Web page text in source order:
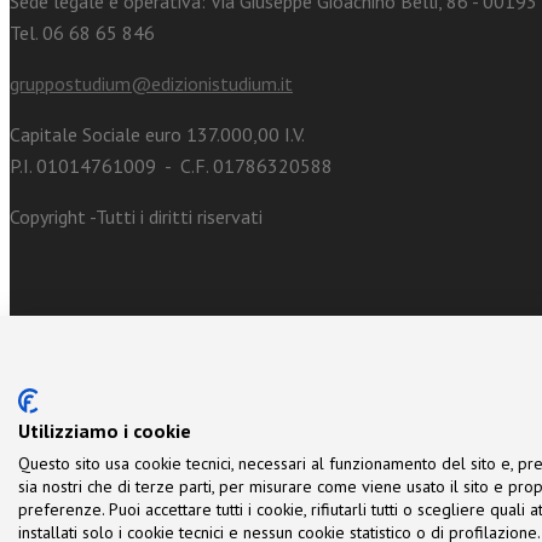
Tel. 06 68 65 846
gruppostudium@edizionistudium.it
Capitale Sociale euro 137.000,00 I.V.
P.I. 01014761009 - C.F. 01786320588
Copyright -Tutti i diritti riservati
Utilizziamo i cookie
Questo sito usa cookie tecnici, necessari al funzionamento del sito e,
sia nostri che di terze parti, per misurare come viene usato il sito e
preferenze. Puoi accettare tutti i cookie, rifiutarli tutti o scegliere quali
installati solo i cookie tecnici e nessun cookie statistico o di